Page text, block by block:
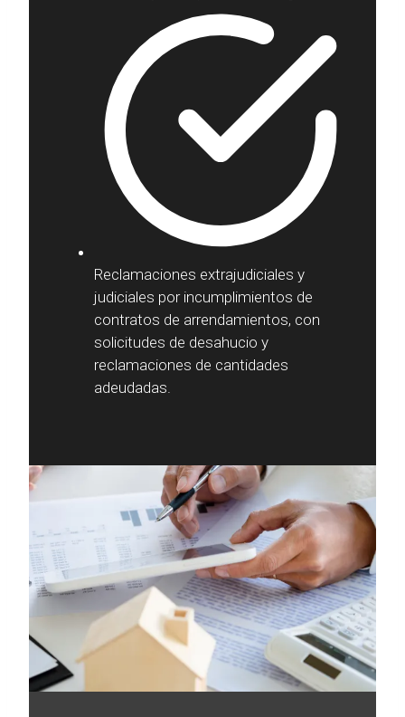
Reclamaciones extrajudiciales y
judiciales por incumplimientos de
contratos de arrendamientos, con
solicitudes de desahucio y
reclamaciones de cantidades
adeudadas.